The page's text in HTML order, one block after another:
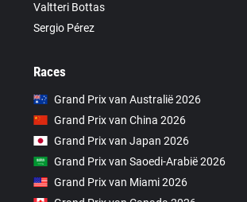
Valtteri Bottas
Sergio Pérez
Races
Grand Prix van Australië 2026
Grand Prix van China 2026
Grand Prix van Japan 2026
Grand Prix van Saoedi-Arabië 2026
Grand Prix van Miami 2026